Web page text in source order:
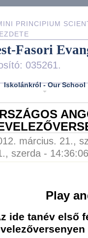
PRINCIPIUM
Fasori
035261.
Iskolánkról - Our School
március. 21.,
szerda - 14:36:06
Play
ide tanév első